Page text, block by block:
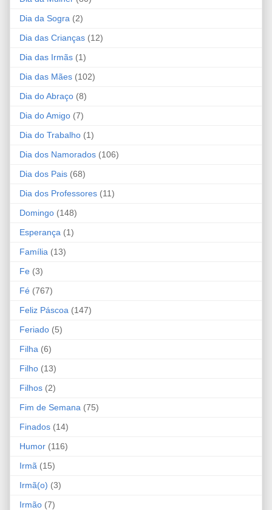
Dia da Sogra (2)
Dia das Crianças (12)
Dia das Irmãs (1)
Dia das Mães (102)
Dia do Abraço (8)
Dia do Amigo (7)
Dia do Trabalho (1)
Dia dos Namorados (106)
Dia dos Pais (68)
Dia dos Professores (11)
Domingo (148)
Esperança (1)
Família (13)
Fe (3)
Fé (767)
Feliz Páscoa (147)
Feriado (5)
Filha (6)
Filho (13)
Filhos (2)
Fim de Semana (75)
Finados (14)
Humor (116)
Irmã (15)
Irmã(o) (3)
Irmão (7)